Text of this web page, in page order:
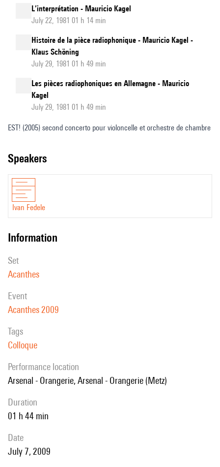
L’interprétation - Mauricio Kagel
July 22, 1981 01 h 14 min
Histoire de la pièce radiophonique - Mauricio Kagel -
Klaus Schöning
July 29, 1981 01 h 49 min
Les pièces radiophoniques en Allemagne - Mauricio
Kagel
July 29, 1981 01 h 49 min
EST! (2005) second concerto pour violoncelle et orchestre de chambre
speakers
Ivan Fedele
information
set
Acanthes
event
Acanthes 2009
Tags
Colloque
performance location
Arsenal - Orangerie, Arsenal - Orangerie (Metz)
duration
01 h 44 min
date
July 7, 2009